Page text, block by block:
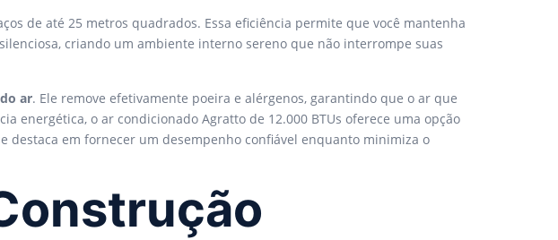
de até 25 metros quadrados. Essa eficiência permite que você mantenha
criando um ambiente interno sereno que não interrompe suas
ar. Ele remove efetivamente poeira e alérgenos, garantindo que o ar que
energética, o ar condicionado Agratto de 12.000 BTUs oferece uma opção
destaca em fornecer um desempenho confiável enquanto minimiza o